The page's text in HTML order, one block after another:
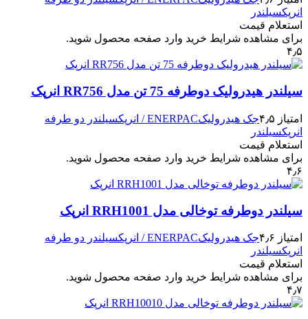
انرپکسیلندر
استعلام قیمت
برای مشاهده شرایط خرید وارد صفحه محصول شوید.
۴٫۵
سیلندر هیدرولیک دوطرفه 75 تن مدل RR756 انرپک
امتیاز ۴٫۵ جک هیدرولیکENERPAC / انرپک
سیلندر دو طرفه
انرپکسیلندر
استعلام قیمت
برای مشاهده شرایط خرید وارد صفحه محصول شوید.
۴٫۶
سیلندر دوطرفه توخالی مدل RRH1001 انرپک
امتیاز ۴٫۶ جک هیدرولیکENERPAC / انرپک
سیلندر دو طرفه
انرپکسیلندر
استعلام قیمت
برای مشاهده شرایط خرید وارد صفحه محصول شوید.
۴٫۷